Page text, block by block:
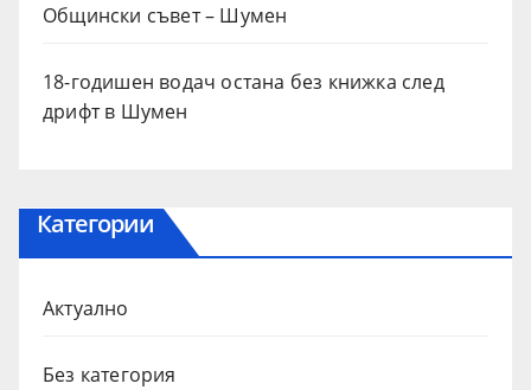
Общински съвет – Шумен
18-годишен водач остана без книжка след
дрифт в Шумен
Категории
Актуално
Без категория